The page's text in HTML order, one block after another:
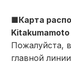
■Карта
Kitakumamoto
Пожалуйста,
главной